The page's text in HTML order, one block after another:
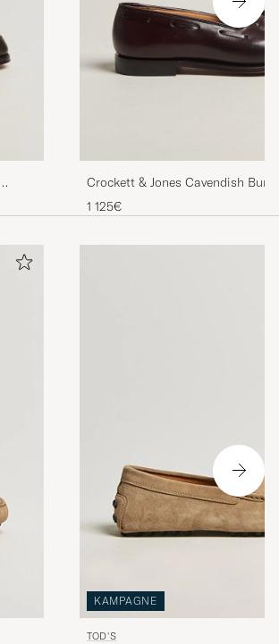
Crockett & Jones Cavendish
Cordovan
1 125€
KAMPAGNE
TOD'S